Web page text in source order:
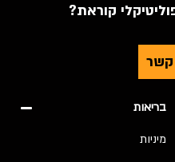
קוראת?
קשר
בריאות
מיניות